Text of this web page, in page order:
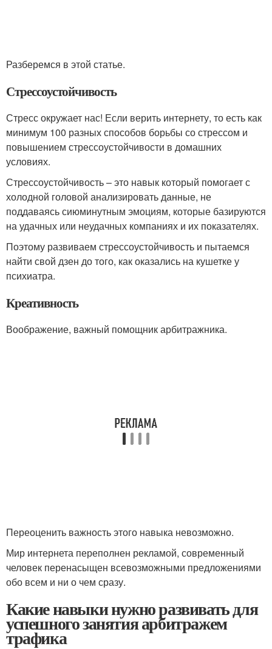
Разберемся в этой статье.
Стрессоустойчивость
Стресс окружает нас! Если верить интернету, то есть как
минимум 100 разных способов борьбы со стрессом и
повышением стрессоустойчивости в домашних
условиях.
Стрессоустойчивость – это навык который помогает с
холодной головой анализировать данные, не
поддаваясь сиюминутным эмоциям, которые базируются
на удачных или неудачных компаниях и их показателях.
Поэтому развиваем стрессоустойчивость и пытаемся
найти свой дзен до того, как оказались на кушетке у
психиатра.
Креативность
Воображение, важный помощник арбитражника.
Переоценить важность этого навыка невозможно.
Мир интернета переполнен рекламой, современный
человек перенасыщен всевозможными предложениями
обо всем и ни о чем сразу.
Какие навыки нужно развивать для
успешного занятия арбитражем
трафика